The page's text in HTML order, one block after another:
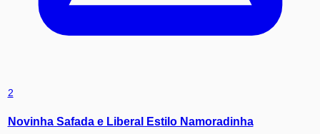
2
Novinha Safada e Liberal Estilo Namoradinha